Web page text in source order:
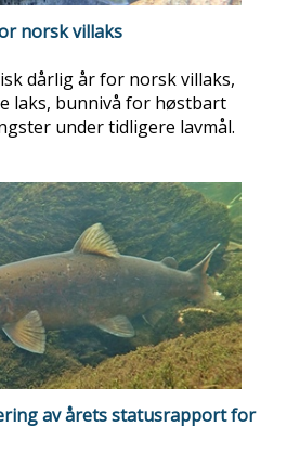
norsk villaks
dårlig år for norsk villaks,
laks, bunnivå for høstbart
under tidligere lavmål.
av årets statusrapport for